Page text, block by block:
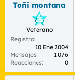
Toñi montana
Veterano
Registro
10 Ene 2004
Mensajes
1.076
Reacciones
0